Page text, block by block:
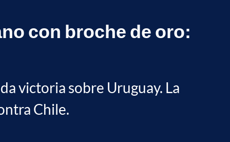
con broche de oro:
victoria sobre Uruguay. La
Chile.